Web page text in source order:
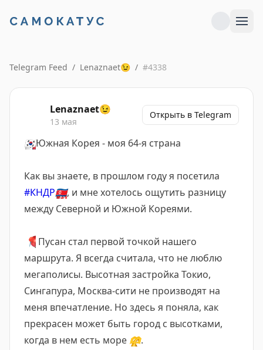
Telegram Feed / Lenaznaet😉 / #4338
Lenaznaet😉
13 мая
Открыть в Telegram
🇰🇷Южная Корея - моя 64-я страна
Как вы знаете, в прошлом году я посетила
#КНДР🇰🇵, и мне хотелось ощутить разницу
между Северной и Южной Кореями.
📍 Пусан стал первой точкой нашего
маршрута. Я всегда считала, что не люблю
мегаполисы. Высотная застройка Токио,
Сингапура, Москва-сити не производят на
меня впечатление. Но здесь я поняла, как
прекрасен может быть город с высотками,
когда в нем есть море 🫶.